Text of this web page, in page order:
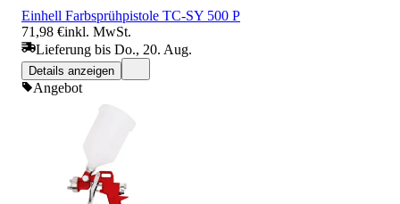
Einhell Farbsprühpistole TC-SY 500 P
71,98 €inkl. MwSt.
Lieferung bis Do., 20. Aug.
Details anzeigen
Angebot